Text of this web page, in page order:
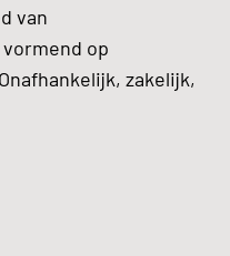
van
op
zakelijk,